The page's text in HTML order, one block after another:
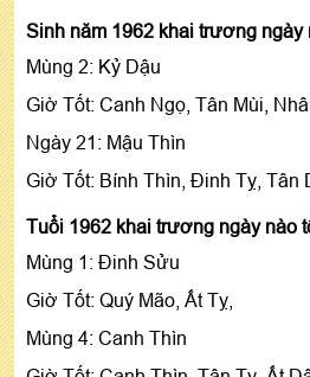
Sinh năm 1962 khai trương ngày
Mùng 2: Kỷ Dậu
Giờ Tốt: Canh Ngọ, Tân Mùi,
Ngày 21: Mậu Thìn
Giờ Tốt: Bính Thìn, Đinh Tỵ, Tân
Tuổi 1962 khai trương ngày nào
Mùng 1: Đinh Sửu
Giờ Tốt: Quý Mão, Ất Tỵ,
Mùng 4: Canh Thìn